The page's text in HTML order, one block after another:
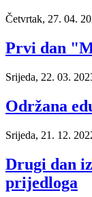
Četvrtak, 27. 04.
Prvi dan
Srijeda, 22. 03.
Održana
Srijeda, 21. 12.
Drugi dan
prijedloga